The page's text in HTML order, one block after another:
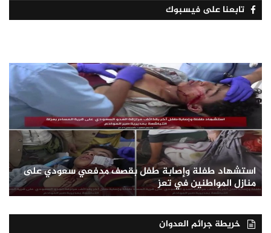
تابعنا على فيسبوك
استشهاد طفلة وإصابة طفل بقصف مدفعي سعودي على
منازل المواطنين في تعز
خريطة جرائم العدوان